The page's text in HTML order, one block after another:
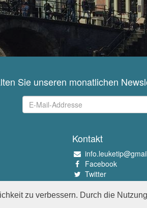
zu verbessern. Durch die
Sie unseren monatlichen
Kontakt
Facebook
Twitter
Instagram
Pinterest